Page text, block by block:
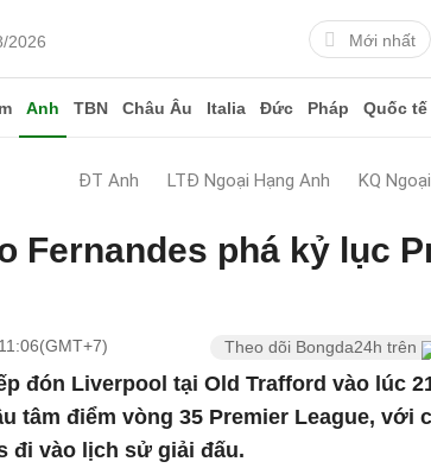
2026 Mới nhất
Anh TBN Châu Âu Italia Đức Pháp Quốc tế
ĐT Anh LTĐ Ngoại Hạng Anh KQ
Fernandes phá kỷ lục
Theo dõi Bongda24h trên
đón Liverpool tại Old Trafford vào lúc
tâm điểm vòng 35 Premier League, với
đi vào lịch sử giải đấu.